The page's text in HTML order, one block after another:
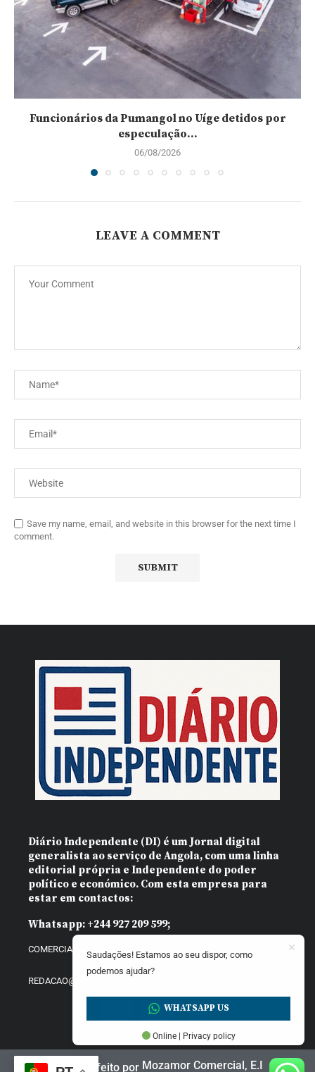
Funcionários da Pumangol no Uíge detidos por
especulação...
06/08/2026
LEAVE A COMMENT
Save my name, email, and website in this browser for the next time I
comment.
Diário Independente (DI) é um Jornal digital
generalista ao serviço de Angola, com uma linha
editorial própria e Independente do poder
político e económico. Com esta empresa para
estar em contactos:
Whatsapp: +244 927 209 599;
COMERCIAL@DIARIOINDEPENDENTE.INFO
REDACAO@DIARIOINDEPENDENTE.INFO
Website feito por Mozamor Comercial, E.I
Saudações! Estamos ao seu dispor, como
podemos ajudar?
WHATSAPP US
Online | Privacy policy